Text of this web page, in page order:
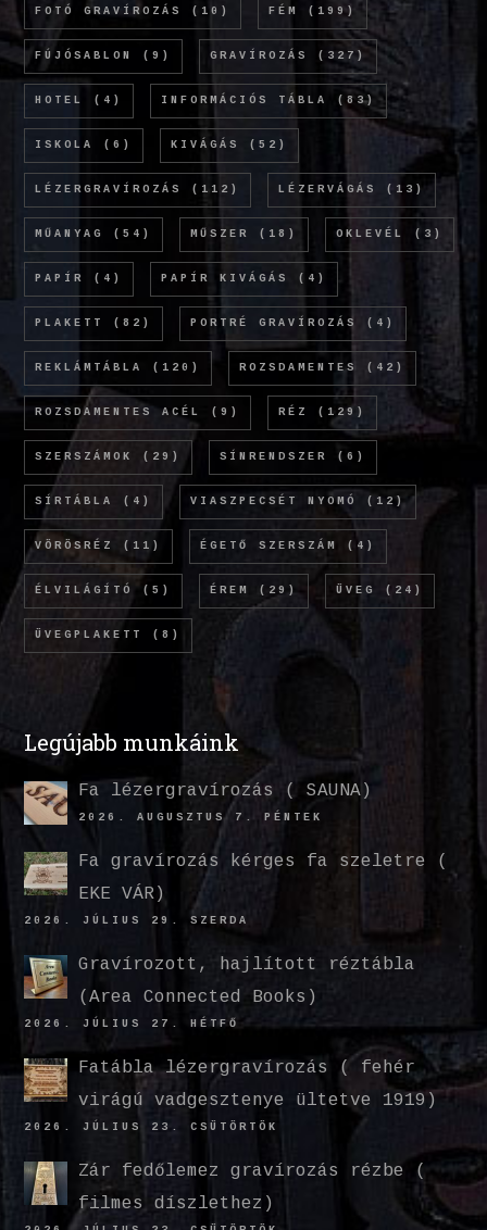
FOTÓ GRAVÍROZÁS (10) FÉM (199)
FÚJÓSABLON (9) GRAVÍROZÁS (327)
HOTEL (4) INFORMÁCIÓS TÁBLA (83)
ISKOLA (6) KIVÁGÁS (52)
LÉZERGRAVÍROZÁS (112) LÉZERVÁGÁS (13)
MŰANYAG (54) MŰSZER (18) OKLEVÉL (3)
PAPÍR (4) PAPÍR KIVÁGÁS (4)
PLAKETT (82) PORTRÉ GRAVÍROZÁS (4)
REKLÁMTÁBLA (120) ROZSDAMENTES (42)
ROZSDAMENTES ACÉL (9) RÉZ (129)
SZERSZÁMOK (29) SÍNRENDSZER (6)
SÍRTÁBLA (4) VIASZPECSÉT NYOMÓ (12)
VÖRÖSRÉZ (11) ÉGETŐ SZERSZÁM (4)
ÉLVILÁGÍTÓ (5) ÉREM (29) ÜVEG (24)
ÜVEGPLAKETT (8)
Legújabb munkáink
Fa lézergravírozás ( SAUNA)
2026. AUGUSZTUS 7. PÉNTEK
Fa gravírozás kérges fa szeletre (
EKE VÁR)
2026. JÚLIUS 29. SZERDA
Gravírozott, hajlított réztábla
(Area Connected Books)
2026. JÚLIUS 27. HÉTFŐ
Fatábla lézergravírozás ( fehér
virágú vadgesztenye ültetve 1919)
2026. JÚLIUS 23. CSÜTÖRTÖK
Zár fedőlemez gravírozás rézbe (
filmes díszlethez)